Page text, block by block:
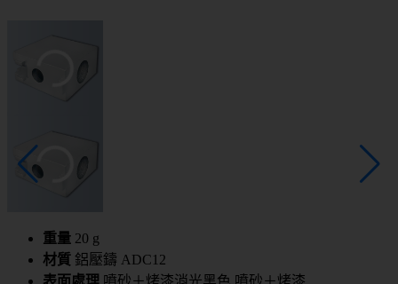
重量 20 g
材質 鋁壓鑄 ADC12
表面處理 噴砂＋烤漆消光黑色,噴砂＋烤漆